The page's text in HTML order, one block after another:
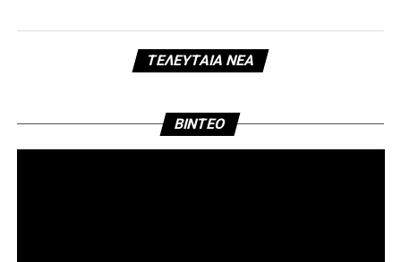
ΤΕΛΕΥΤΑΊΑ ΝΈΑ
BINTEO